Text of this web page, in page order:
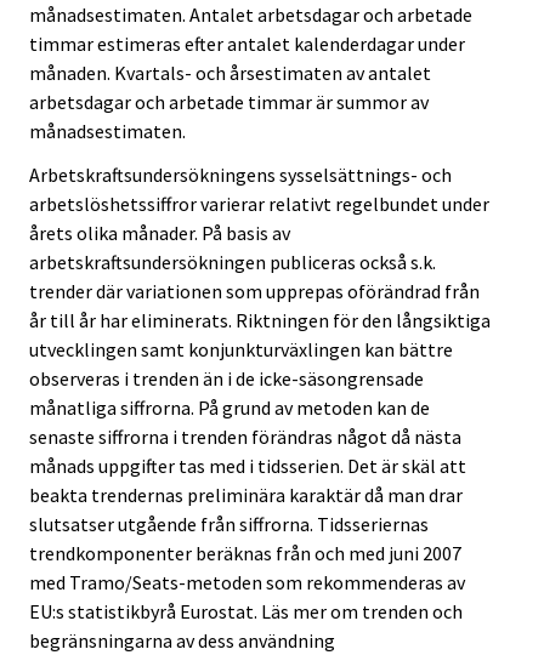
månadsestimaten. Antalet arbetsdagar och arbetade
timmar estimeras efter antalet kalenderdagar under
månaden. Kvartals- och årsestimaten av antalet
arbetsdagar och arbetade timmar är summor av
månadsestimaten.
Arbetskraftsundersökningens sysselsättnings- och
arbetslöshetssiffror varierar relativt regelbundet under
årets olika månader. På basis av
arbetskraftsundersökningen publiceras också s.k.
trender där variationen som upprepas oförändrad från
år till år har eliminerats. Riktningen för den långsiktiga
utvecklingen samt konjunkturväxlingen kan bättre
observeras i trenden än i de icke-säsongrensade
månatliga siffrorna. På grund av metoden kan de
senaste siffrorna i trenden förändras något då nästa
månads uppgifter tas med i tidsserien. Det är skäl att
beakta trendernas preliminära karaktär då man drar
slutsatser utgående från siffrorna. Tidsseriernas
trendkomponenter beräknas från och med juni 2007
med Tramo/Seats-metoden som rekommenderas av
EU:s statistikbyrå Eurostat. Läs mer om trenden och
begränsningarna av dess användning